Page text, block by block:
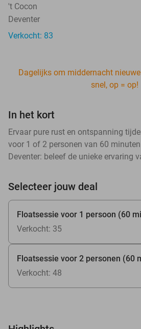
't Cocon
Deventer
Verkocht: 83
Dagelijks om middernacht
snel, op = op!
In het kort
Ervaar pure rust en ontspanning
voor 1 of 2 personen van 60
Deventer: beleef de unieke ervaring
Selecteer jouw deal
Floatsessie voor 1 persoon (60
Verkocht: 35
Floatsessie voor 2 personen (60
Verkocht: 48